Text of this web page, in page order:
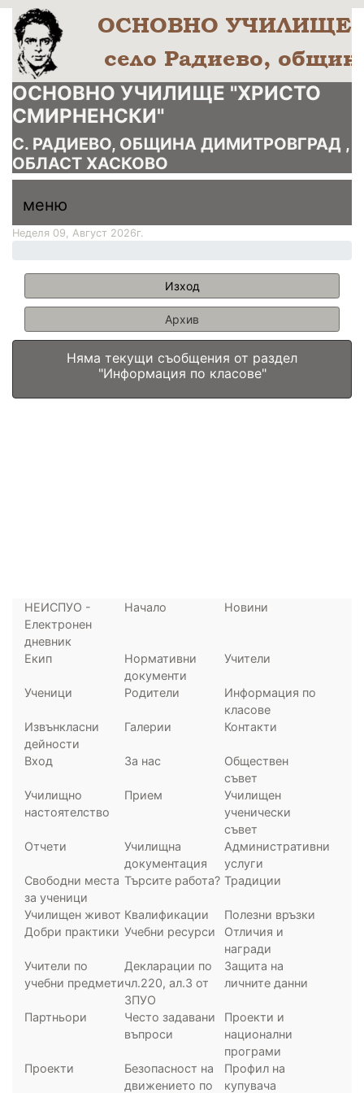
ОСНОВНО УЧИЛИЩЕ "ХРИСТО
СМИРНЕНСКИ"
С. РАДИЕВО, ОБЩИНА ДИМИТРОВГРАД ,
ОБЛАСТ ХАСКОВО
меню горно
меню
меню
Неделя 09, Август 2026г.
Изход
Архив
Няма текущи съобщения от раздел
"Информация по класове"
НЕИСПУО -
Електронен
дневник
Начало Новини
Екип
Нормативни
документи
Учители
Ученици Родители
Информация по
класове
Извънкласни
дейности
Галерии Контакти
Вход За нас
Обществен
съвет
Училищно
настоятелство
Прием
Училищен
ученически
съвет
Отчети
Училищна
документация
Административни
услуги
Свободни места
за ученици
Търсите работа? Традиции
Училищен живот Квалификации
Полезни връзки
Добри практики Учебни ресурси
Отличия и
награди
Учители по
учебни предмети
Декларации по
чл.220, ал.3 от
ЗПУО
Защита на
личните данни
Партньори
Често задавани
въпроси
Проекти и
национални
програми
Проекти
Безопасност на
движението по
Профил на
купувача